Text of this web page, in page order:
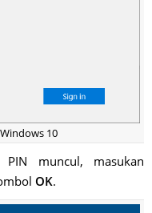
10
muncul, masukan
OK.